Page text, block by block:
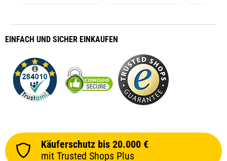
EINFACH UND SICHER EINKAUFEN
Käuferschutz bis 20.000 €
mit Trusted Shops Plus